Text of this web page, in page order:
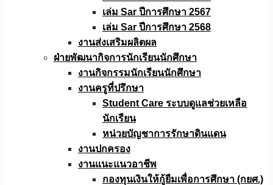
เล่ม Sar ปีการศึกษา 2567
เล่ม Sar ปีการศึกษา 2568
งานส่งเสริมผลิตผล
ฝ่ายพัฒนากิจการนักเรียนนักศึกษา
งานกิจกรรมนักเรียนนักศึกษา
งานครูที่ปรึกษา
Student Care ระบบดูแลช่วยเหลือ
นักเรียน
หน่วยบัญชาการรักษาดินแดน
งานปกครอง
งานแนะแนวอาชีพ
กองทุนเงินให้กู้ยืมเพื่อการศึกษา (กยศ.)